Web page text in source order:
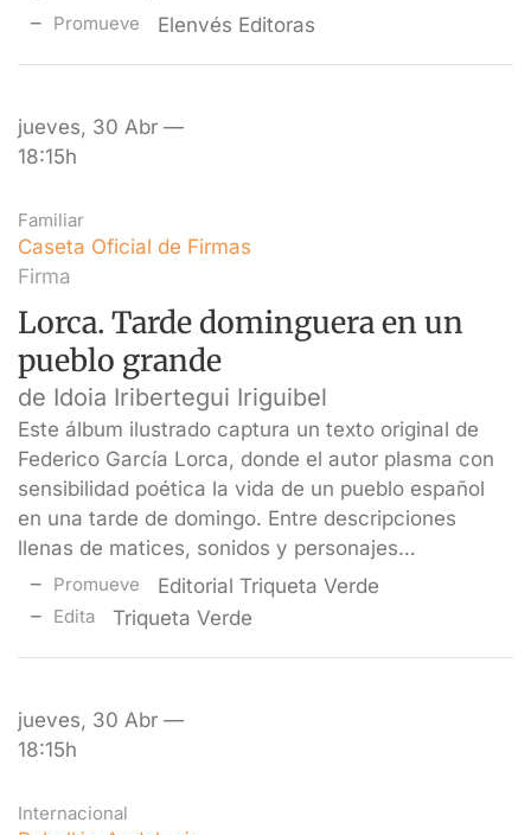
Promueve Elenvés Editoras
jueves, 30 Abr —
18:15h
Familiar
Caseta Oficial de Firmas
Firma
Lorca. Tarde dominguera en un
pueblo grande
de Idoia Iribertegui Iriguibel
Este álbum ilustrado captura un texto original de
Federico García Lorca, donde el autor plasma con
sensibilidad poética la vida de un pueblo español
en una tarde de domingo. Entre descripciones
llenas de matices, sonidos y personajes…
Promueve Editorial Triqueta Verde
Edita Triqueta Verde
jueves, 30 Abr —
18:15h
Internacional